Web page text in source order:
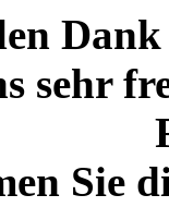
sehr
Sie